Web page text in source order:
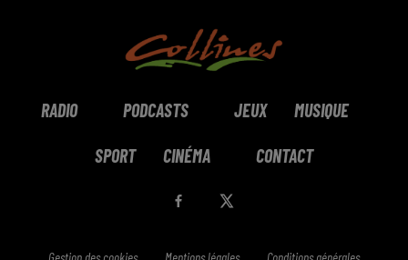
RADIO PODCASTS JEUX MUSIQUE
SPORT CINÉMA CONTACT